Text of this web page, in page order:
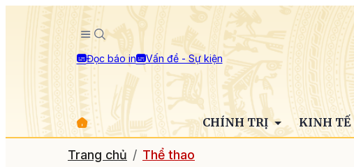
Đọc báo in Vấn đề - Sự kiện
CHÍNH TRỊ KINH TẾ
Trang chủ Thể thao